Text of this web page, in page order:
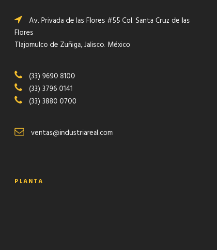
Av. Privada de las Flores #55 Col. Santa Cruz de las
Flores
Tlajomulco de Zuñiga, Jalisco. México
(33) 9690 8100
(33) 3796 0141
(33) 3880 0700
ventas@industriareal.com
PLANTA